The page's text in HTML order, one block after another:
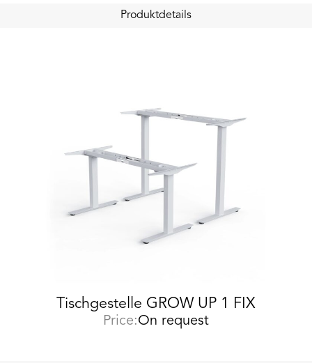
Produktdetails
Tischgestelle GROW UP 1 FIX
Price:On request